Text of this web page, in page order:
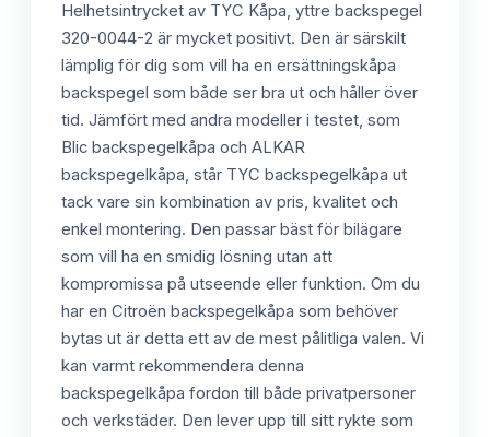
Helhetsintrycket av TYC Kåpa, yttre backspegel
320-0044-2 är mycket positivt. Den är särskilt
lämplig för dig som vill ha en ersättningskåpa
backspegel som både ser bra ut och håller över
tid. Jämfört med andra modeller i testet, som
Blic backspegelkåpa och ALKAR
backspegelkåpa, står TYC backspegelkåpa ut
tack vare sin kombination av pris, kvalitet och
enkel montering. Den passar bäst för bilägare
som vill ha en smidig lösning utan att
kompromissa på utseende eller funktion. Om du
har en Citroën backspegelkåpa som behöver
bytas ut är detta ett av de mest pålitliga valen. Vi
kan varmt rekommendera denna
backspegelkåpa fordon till både privatpersoner
och verkstäder. Den lever upp till sitt rykte som